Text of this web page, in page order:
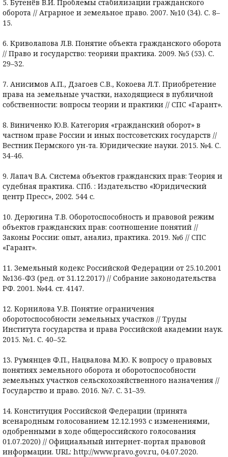
5. Бутенёв В.И. Проблемы стабилизации гражданского
оборота // Аграрное и земельное право. 2007. №10 (34). С. 8–
15.
6. Криволапова Л.В. Понятие объекта гражданского оборота
// Право и государство: теорияи практика. 2009. №5 (53). С.
29–32.
7. Анисимов А.П., Дзагоев С.В., Кокоева Л.Т. Приобретение
права на земельные участки, находящиеся в публичной
собственности: вопросы теории и практики // СПС «Гарант».
8. Виниченко Ю.В. Категория «гражданский оборот» в
частном праве России и иных постсоветских государств //
Вестник Пермского ун-та. Юридические науки. 2015. №4. С.
34-46.
9. Лапач В.А. Система объектов гражданских прав: Теория и
судебная практика. СПб. : Издательство «Юридический
центр Пресс», 2002. 544 с.
10. Дерюгина Т.В. Оборотоспособность и правовой режим
объектов гражданских прав: соотношение понятий //
Законы России: опыт, анализ, практика. 2019. №6 // СПС
«Гарант».
11. Земельный кодекс Российской Федерации от 25.10.2001
№136-ФЗ (ред. от 31.12.2017) // Собрание законодательства
РФ. 2001. №44. ст. 4147.
12. Корнилова У.В. Понятие ограничения
оборотоспособности земельных участков // Труды
Института государства и права Российской академии наук.
2015. №1. С. 40–52.
13. Румянцев Ф.П., Нацвалова М.Ю. К вопросу о правовых
понятиях земельного оборота и оборотоспособности
земельных участков сельскохозяйственного назначения //
Государство и право. 2016. №7. С. 31–39.
14. Конституция Российской Федерации (принята
всенародным голосованием 12.12.1993 с изменениями,
одобренными в ходе общероссийского голосования
01.07.2020) // Официальный интернет-портал правовой
информации. URL: http://www.pravo.gov.ru, 04.07.2020.